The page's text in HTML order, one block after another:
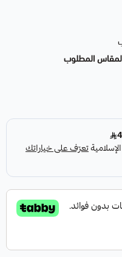
المقاس المطلوب